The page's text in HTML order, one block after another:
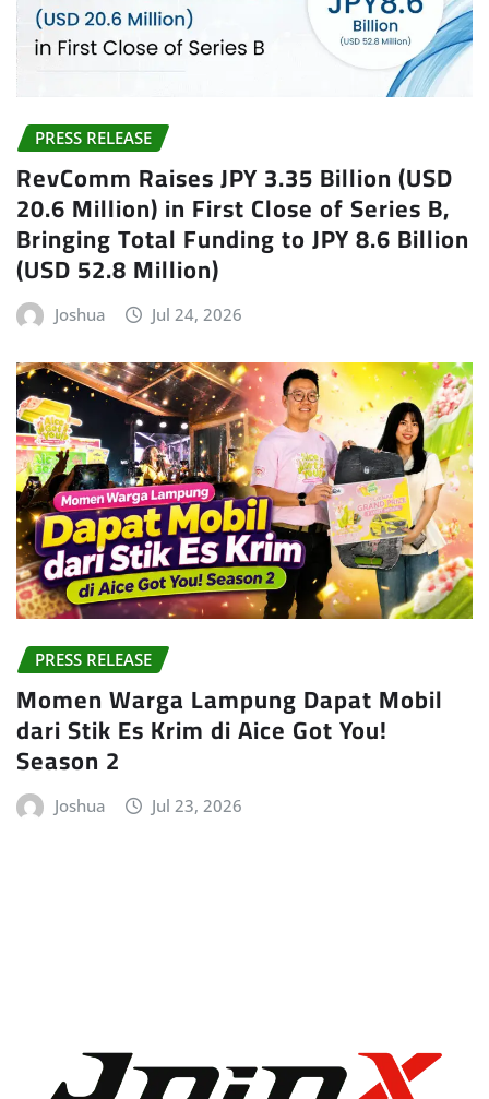
PRESS RELEASE
RevComm Raises JPY 3.35 Billion (USD
20.6 Million) in First Close of Series B,
Bringing Total Funding to JPY 8.6 Billion
(USD 52.8 Million)
Joshua Jul 24, 2026
PRESS RELEASE
Momen Warga Lampung Dapat Mobil
dari Stik Es Krim di Aice Got You!
Season 2
Joshua Jul 23, 2026